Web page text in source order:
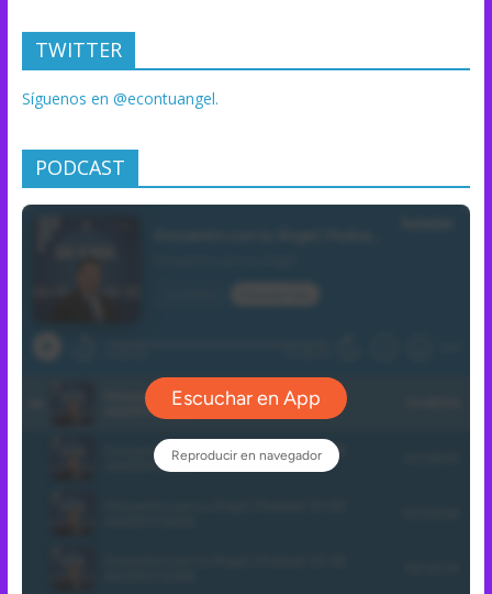
TWITTER
Síguenos en @econtuangel.
PODCAST